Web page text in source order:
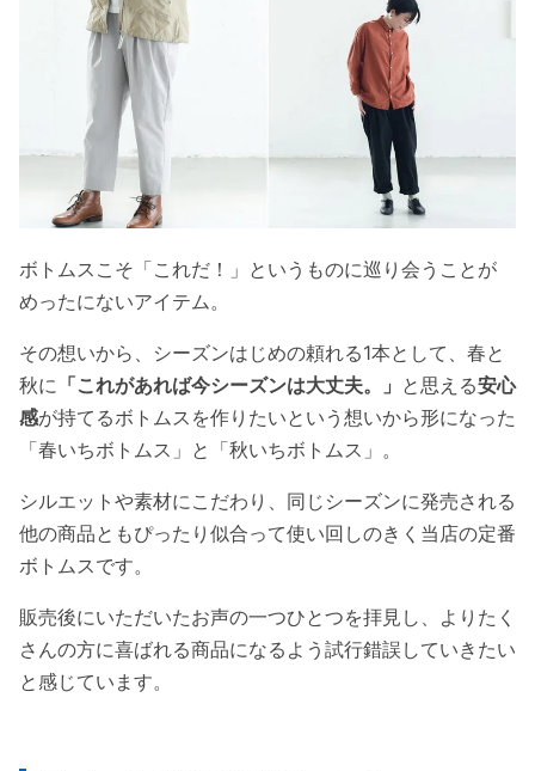
ボトムスこそ「これだ！」というものに巡り会うことが
めったにないアイテム。
その想いから、シーズンはじめの頼れる1本として、春と
秋に 「これがあれば今シーズンは大丈夫。」 と思える安心
感が持てるボトムスを作りたいという想いから形になった
「春いちボトムス」と「秋いちボトムス」。
シルエットや素材にこだわり、同じシーズンに発売される
他の商品ともぴったり似合って使い回しのきく当店の定番
ボトムスです。
販売後にいただいたお声の一つひとつを拝見し、よりたく
さんの方に喜ばれる商品になるよう試行錯誤していきたい
と感じています。